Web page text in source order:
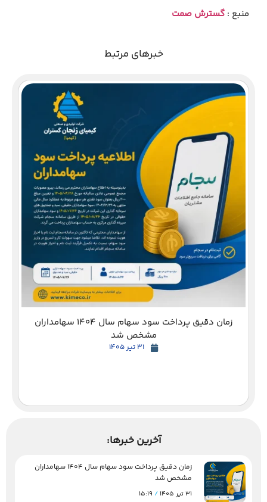
منبع : گسترش صمت
خبرهای مرتبط
زمان دقیق پرداخت سود سهام سال 1404 سهامداران
مشخص شد
31 تیر 1405
آخرین خبرها:
زمان دقیق پرداخت سود سهام سال 1404 سهامداران
مشخص شد
31 تیر 1405